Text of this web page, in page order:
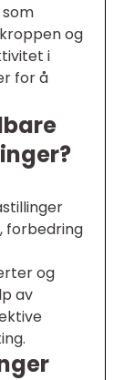
som
og
i
for å
forbedring
og
av